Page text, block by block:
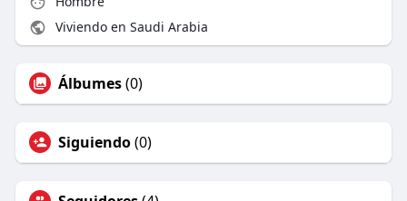
Viviendo en Saudi Arabia
Álbumes(0)
Siguiendo(0)